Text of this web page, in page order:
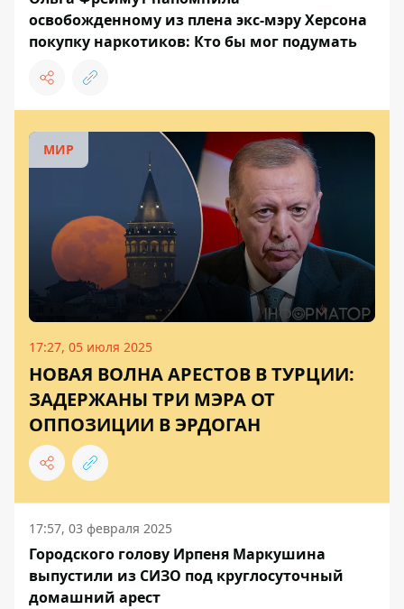
освобожденному из плена экс-мэру Херсона
покупку наркотиков: Кто бы мог подумать
МИР
17:27, 05 июля 2025
НОВАЯ ВОЛНА АРЕСТОВ В ТУРЦИИ:
ЗАДЕРЖАНЫ ТРИ МЭРА ОТ
ОППОЗИЦИИ В ЭРДОГАН
17:57, 03 февраля 2025
Городского голову Ирпеня Маркушина
выпустили из СИЗО под круглосуточный
домашний арест